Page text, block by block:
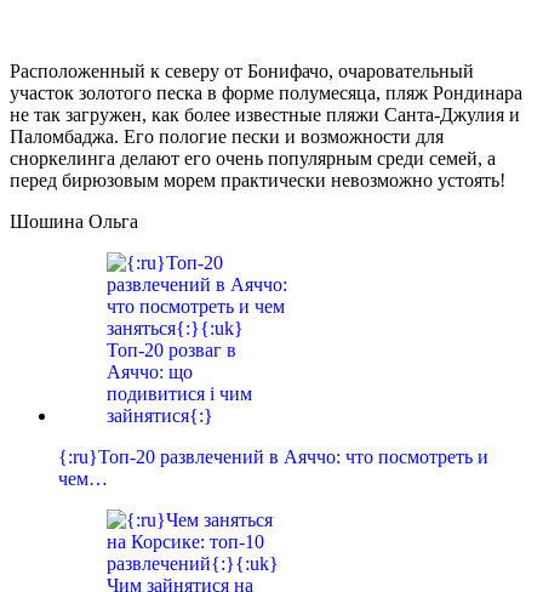
Расположенный к северу от Бонифачо, очаровательный
участок золотого песка в форме полумесяца, пляж Рондинара
не так загружен, как более известные пляжи Санта-Джулия и
Паломбаджа. Его пологие пески и возможности для
сноркелинга делают его очень популярным среди семей, а
перед бирюзовым морем практически невозможно устоять!
Шошина Ольга
{:ru}Топ-20 развлечений в Аяччо: что посмотреть и
чем…